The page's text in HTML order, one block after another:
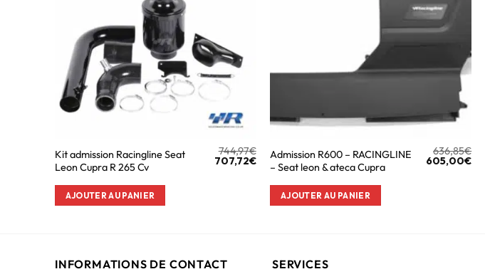
Kit admission Racingline Seat
Leon Cupra R 265 Cv
744,97€
707,72€
AJOUTER AU PANIER
Admission R600 – RACINGLINE
– Seat leon & ateca Cupra
636,85€
605,00€
AJOUTER AU PANIER
INFORMATIONS DE CONTACT SERVICES